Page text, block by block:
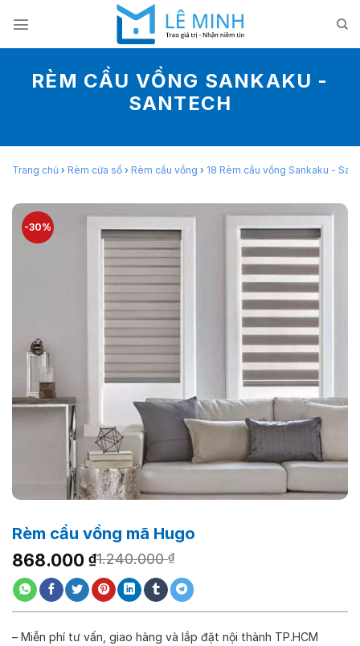
content
RÈM CẦU VỒNG SANKAKU -
SANTECH
Trang chủ › Rèm cửa sổ › Rèm cầu vồng › 18 Rèm cầu vồng Sankaku -
-30%
Rèm cầu vồng mã Hugo
1.240.000₫
Giá
gốc
là:
1.240.000 ₫.
868.000 ₫
Giá
hiện
tại
là:
868.000 ₫.
– Miễn phí tư vấn, giao hàng và lắp đặt nội thành TP.HCM